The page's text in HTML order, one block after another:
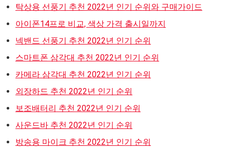
탁상용 선풍기 추천 2022년 인기 순위와 구매가이드
아이폰14프로 비교, 색상 가격 출시일까지
넥밴드 선풍기 추천 2022년 인기 순위
스마트폰 삼각대 추천 2022년 인기 순위
카메라 삼각대 추천 2022년 인기 순위
외장하드 추천 2022년 인기 순위
보조배터리 추천 2022년 인기 순위
사운드바 추천 2022년 인기 순위
방송용 마이크 추천 2022년 인기 순위